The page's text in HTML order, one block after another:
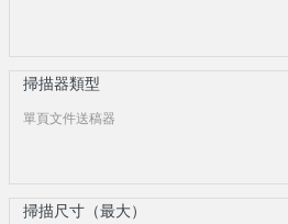
掃描器類型
單頁文件送稿器
掃描尺寸（最大）